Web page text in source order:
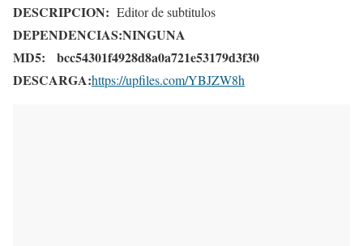
DESCRIPCION: Editor de subtitulos
DEPENDENCIAS:NINGUNA
MD5: bcc54301f4928d8a0a721e53179d3f30
DESCARGA:https://upfiles.com/YBJZW8h